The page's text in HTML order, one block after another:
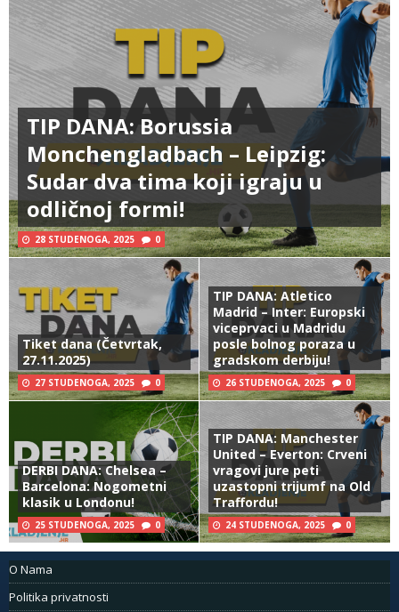
TIP DANA: Borussia
Monchengladbach – Leipzig:
Sudar dva tima koji igraju u
odličnoj formi!
28 STUDENOGA, 2025 0
Tiket dana (Četvrtak,
27.11.2025)
27 STUDENOGA, 2025 0
TIP DANA: Atletico
Madrid – Inter: Europski
viceprvaci u Madridu
posle bolnog poraza u
gradskom derbiju!
26 STUDENOGA, 2025 0
DERBI DANA: Chelsea –
Barcelona: Nogometni
klasik u Londonu!
25 STUDENOGA, 2025 0
TIP DANA: Manchester
United – Everton: Crveni
vragovi jure peti
uzastopni trijumf na Old
Traffordu!
24 STUDENOGA, 2025 0
O Nama
Politika privatnosti